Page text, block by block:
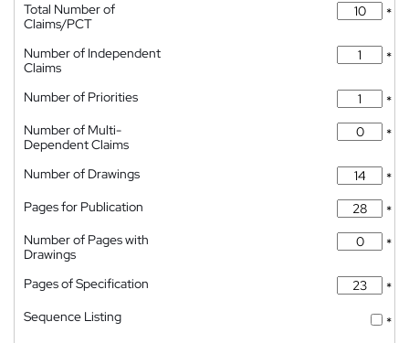
Total Number of
Claims/PCT
*
Number of Independent
Claims
*
Number of Priorities
*
Number of Multi-
Dependent Claims
*
Number of Drawings
*
Pages for Publication
*
Number of Pages with
Drawings
*
Pages of Specification
*
Sequence Listing
*